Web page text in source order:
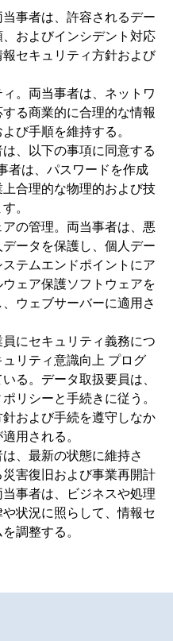
事者は、許容されるデー
およびインシデント対応
セキュリティ方針および
。両当事者は、ネットワ
る商業的に合理的な情報
び手順を維持する。
、以下の事項に同意する
者は、パスワードを作成
合理的な物理的および技
。
の管理。両当事者は、悪
ータを保護し、個人デー
テムエンドポイントにア
ェア保護ソフトウェアを
ウェブサーバーに適用さ
にセキュリティ義務につ
リティ意識向上 プログ
る。データ取扱要員は、
リシーと手続きに従う。
および手続を遵守しなか
用される。
、最新の状態に維持さ
害復旧および事業再開計
事者は、ビジネスや処理
状況に照らして、情報セ
調整する。